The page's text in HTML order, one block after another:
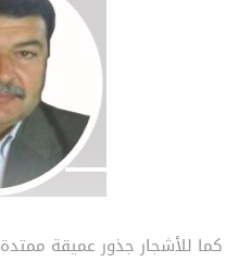
كما للأشجار جذور عميقة